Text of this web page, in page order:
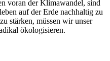
voran der Klimawandel, sind
auf der Erde nachhaltig zu
stärken, müssen wir unser
ökologisieren.